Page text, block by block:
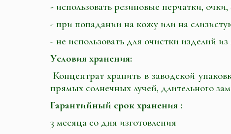
- использовать резиновые перчатки,
- при попадании на кожу или на
- не использовать для очистки изделий
Уcловия хранения:
Концентрат хранить в заводской
прямых солнечных лучей, длительного
Гарантийный срок хранения :
3 месяца со дня изготовления